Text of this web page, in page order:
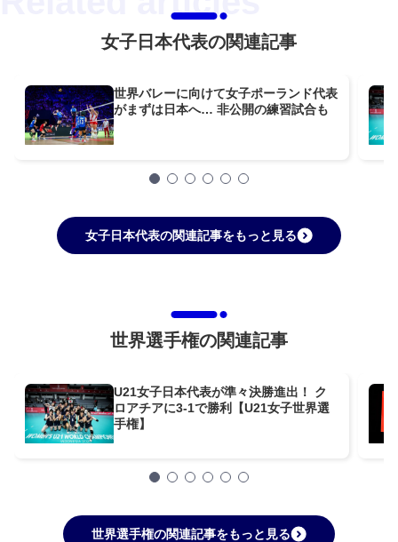
女子日本代表の関連記事
世界バレーに向けて女子ポーランド代表
がまずは日本へ… 非公開の練習試合も
女子日本代表の関連記事をもっと見る
世界選手権の関連記事
U21女子日本代表が準々決勝進出！ ク
ロアチアに3-1で勝利【U21女子世界選
手権】
世界選手権の関連記事をもっと見る